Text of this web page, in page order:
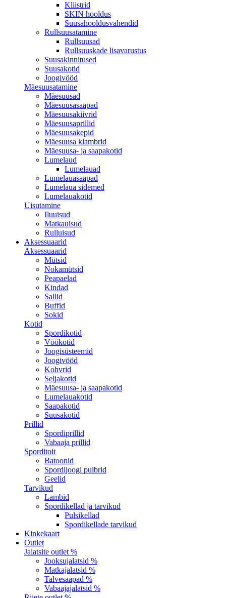
Kliistrid
SKIN hooldus
Suusahooldusvahendid
Rullsuusatamine
Rullsuusad
Rullsuuskade lisavarustus
Suusakinnitused
Suusakotid
Joogivööd
Mäesuusatamine
Mäesuusad
Mäesuusasaapad
Mäesuusakiivrid
Mäesuusaprillid
Mäesuusakepid
Mäesuusa klambrid
Mäesuusa- ja saapakotid
Lumelaud
Lumelauad
Lumelauasaapad
Lumelaua sidemed
Lumelauakotid
Uisutamine
Iluuisud
Matkauisud
Rulluisud
Aksessuaarid
Aksessuaarid
Mütsid
Nokamütsid
Peapaelad
Kindad
Sallid
Buffid
Sokid
Kotid
Spordikotid
Vöökotid
Joogisüsteemid
Joogivööd
Kohvrid
Seljakotid
Mäesuusa- ja saapakotid
Lumelauakotid
Saapakotid
Suusakotid
Prillid
Spordiprillid
Vabaaja prillid
Sporditoit
Batoonid
Spordijoogi pulbrid
Geelid
Tarvikud
Lambid
Spordikellad ja tarvikud
Pulsikellad
Spordikellade tarvikud
Kinkekaart
Outlet
Jalatsite outlet %
Jooksujalatsid %
Matkajalatsid %
Talvesaapad %
Vabaajajalatsid %